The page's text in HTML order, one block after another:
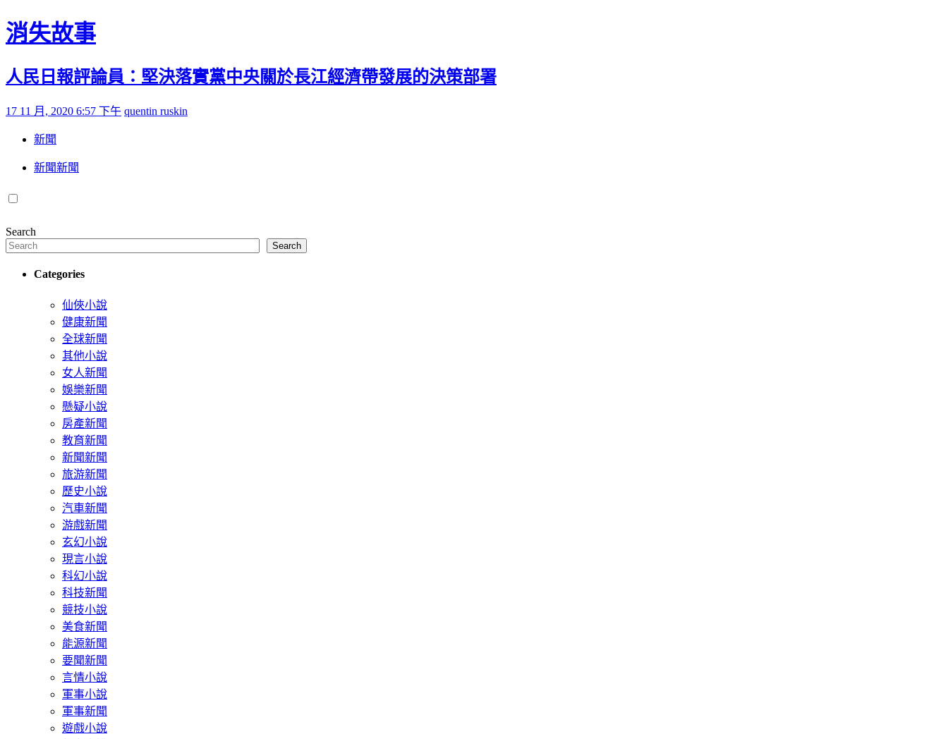
Skip to content
消失故事
人民日報評論員：堅決落實黨中央關於長江經濟帶發展的決策部署
Posted on
17 11 月, 2020 6:57 下午 by
quentin ruskin
新聞
新聞新聞
Search
Search
Categories
仙俠小說
健康新聞
全球新聞
其他小說
女人新聞
娛樂新聞
懸疑小說
房產新聞
教育新聞
新聞新聞
旅游新聞
歷史小說
汽車新聞
游戲新聞
玄幻小說
現言小說
科幻小說
科技新聞
競技小說
美食新聞
能源新聞
要聞新聞
言情小說
軍事小說
軍事新聞
遊戲小說